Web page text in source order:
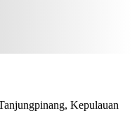
Kepulauan